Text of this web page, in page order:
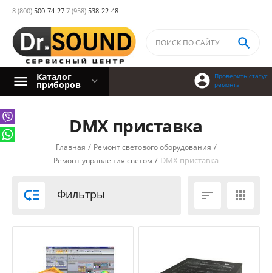
8 (800) 500-74-27 7 (958) 538-22-48
Проверить статус
ремонта


Каталог
приборов
DMX приставка
Главная / Ремонт светового оборудования /
Ремонт управления светом / DMX приставка
 Фильтры  